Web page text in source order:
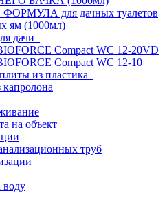
ФОРМУЛА для дачных туалетов
ям (1000мл)
дачи
Compact WC 12-20VD
Compact WC 12-10
из пластика
на объект
труб
воду